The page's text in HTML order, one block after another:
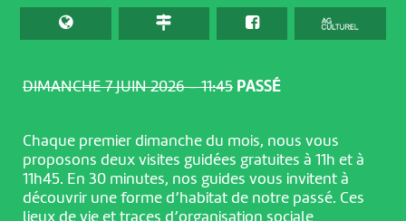
DIMANCHE 7 JUIN 2026 – 11:45 PASSÉ
Chaque premier dimanche du mois, nous vous
proposons deux visites guidées gratuites à 11h et à
11h45. En 30 minutes, nos guides vous invitent à
découvrir une forme d’habitat de notre passé. Ces
lieux de vie et traces d’organisation sociale